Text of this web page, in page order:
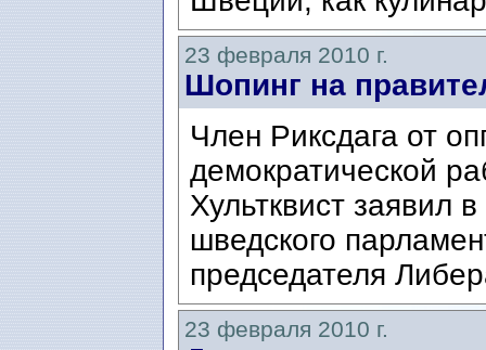
23 февраля 2010 г.
Шопинг на
Член Риксдага от
демократической
Хультквист заявил
шведского
председателя
23 февраля 2010 г.